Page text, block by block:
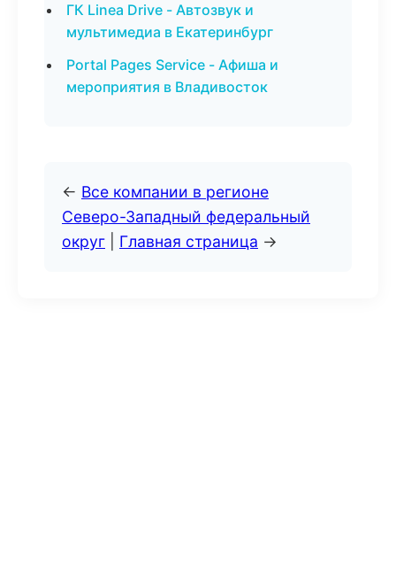
ГК Linea Drive - Автозвук и
мультимедиа в Екатеринбург
Portal Pages Service - Афиша и
мероприятия в Владивосток
← Все компании в регионе
Северо-Западный федеральный
округ
Главная страница →